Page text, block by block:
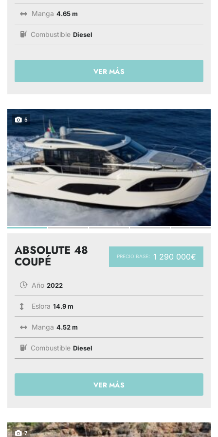
Manga 4.65 m
Combustible Diesel
VER MÁS
5
PRECIO BASE: 1 290 000€
ABSOLUTE 48
COUPÉ
Año 2022
Eslora 14.9 m
Manga 4.52 m
Combustible Diesel
VER MÁS
7